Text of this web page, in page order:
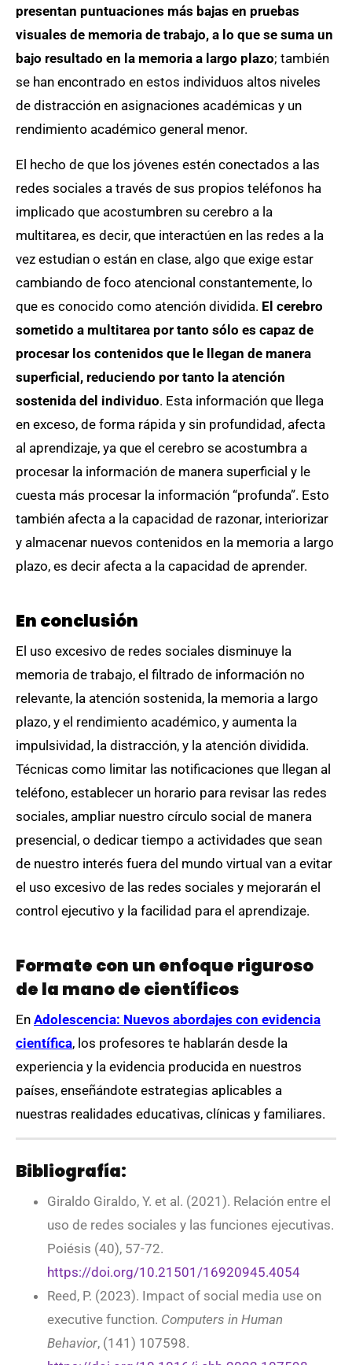
presentan puntuaciones más bajas en pruebas
visuales de memoria de trabajo, a lo que se suma un
bajo resultado en la memoria a largo plazo; también
se han encontrado en estos individuos altos niveles
de distracción en asignaciones académicas y un
rendimiento académico general menor.
El hecho de que los jóvenes estén conectados a las
redes sociales a través de sus propios teléfonos ha
implicado que acostumbren su cerebro a la
multitarea, es decir, que interactúen en las redes a la
vez estudian o están en clase, algo que exige estar
cambiando de foco atencional constantemente, lo
que es conocido como atención dividida. El cerebro
sometido a multitarea por tanto sólo es capaz de
procesar los contenidos que le llegan de manera
superficial, reduciendo por tanto la atención
sostenida del individuo. Esta información que llega
en exceso, de forma rápida y sin profundidad, afecta
al aprendizaje, ya que el cerebro se acostumbra a
procesar la información de manera superficial y le
cuesta más procesar la información “profunda”. Esto
también afecta a la capacidad de razonar, interiorizar
y almacenar nuevos contenidos en la memoria a largo
plazo, es decir afecta a la capacidad de aprender.
En conclusión
El uso excesivo de redes sociales disminuye la
memoria de trabajo, el filtrado de información no
relevante, la atención sostenida, la memoria a largo
plazo, y el rendimiento académico, y aumenta la
impulsividad, la distracción, y la atención dividida.
Técnicas como limitar las notificaciones que llegan al
teléfono, establecer un horario para revisar las redes
sociales, ampliar nuestro círculo social de manera
presencial, o dedicar tiempo a actividades que sean
de nuestro interés fuera del mundo virtual van a evitar
el uso excesivo de las redes sociales y mejorarán el
control ejecutivo y la facilidad para el aprendizaje.
Formate con un enfoque riguroso
de la mano de científicos
En Adolescencia: Nuevos abordajes con evidencia
científica, los profesores te hablarán desde la
experiencia y la evidencia producida en nuestros
países, enseñándote estrategias aplicables a
nuestras realidades educativas, clínicas y familiares.
Bibliografía:
Giraldo Giraldo, Y. et al. (2021). Relación entre el
uso de redes sociales y las funciones ejecutivas.
Poiésis (40), 57-72.
https://doi.org/10.21501/16920945.4054
Reed, P. (2023). Impact of social media use on
executive function. Computers in Human
Behavior, (141) 107598.